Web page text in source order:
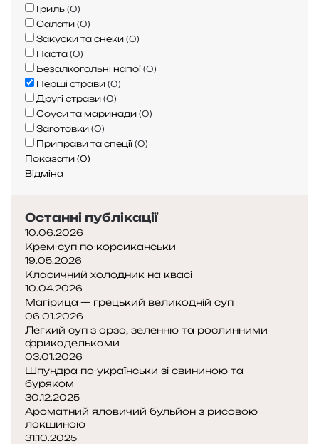
Гриль (0)
Салати (0)
Закуски та снеки (0)
Паста (0)
Безалкогольні напої (0)
Перші страви (0)
Другі страви (0)
Соуси та маринади (0)
Заготовки (0)
Приправи та спеції (0)
Показати (0)
Відміна
Останні публікації
10.06.2026
Крем-суп по-корсиканськи
19.05.2026
Класичний холодник на квасі
10.04.2026
Магірица — грецький великодній суп
06.01.2026
Легкий суп з орзо, зеленню та рослинними
фрикадельками
03.01.2026
Шпундра по-українськи зі свининою та
буряком
30.12.2025
Ароматний яловичий бульйон з рисовою
локшиною
31.10.2025